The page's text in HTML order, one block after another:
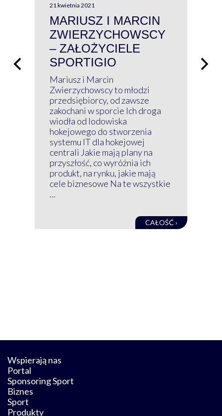
21 kwietnia 2021
MARIUSZ I MARCIN
ZWIERZYCHOWSCY
– ZAŁOŻYCIELE
SPORTIGIO
Mariusz i Marcin
Zwierzychowscy to młodzi
przedsiębiorcy, od zawsze
zakochani w sporcie Ich droga
wiodła od lodowiska
hokejowego do stworzenia
systemu IT dla hokejowej
centrali Jakie mają plany na
przyszłość, co wyróżnia ich
produkt, na rynku, jakie mają
cele biznesowe Na te wszystkie
...
CAŁOŚĆ ›
Wspierają nas
Portal
Sponsoring Sport
Biznes
Sport
Produkty